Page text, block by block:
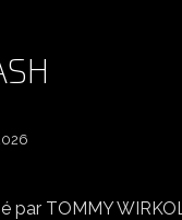
par TOMMY